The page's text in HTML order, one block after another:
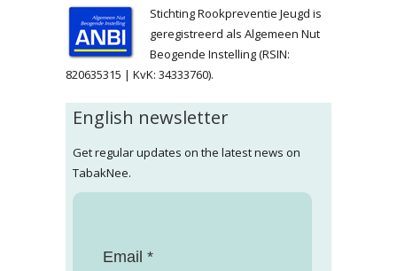
Stichting Rookpreventie Jeugd is
geregistreerd als Algemeen Nut
Beogende Instelling (RSIN:
820635315 | KvK: 34333760).
English newsletter
Get regular updates on the latest news on
TabakNee.
Email *